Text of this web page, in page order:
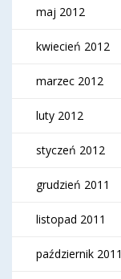
maj 2012
kwiecień 2012
marzec 2012
luty 2012
styczeń 2012
grudzień 2011
listopad 2011
październik 2011